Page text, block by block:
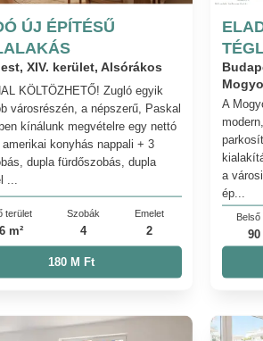
ÚJ ÉPÍTÉSŰ
XIV. kerület, Alsórákos
KÖLTÖZHETŐ! Zugló egyik
városrészén, a népszerű, Paskal
kínálunk megvételre egy nettó
amerikai konyhás nappali + 3
dupla fürdőszobás, dupla
...
terület
m²
Szobák
4
Emelet
2
180 M Ft
A
a
ép...
Belső
90